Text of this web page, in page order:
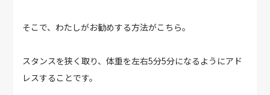
そこで、わたしがお勧めする方法がこちら。
スタンスを狭く取り、体重を左右5分5分になるようにアド
レスすることです。